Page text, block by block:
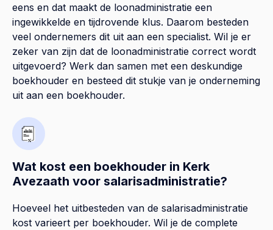
eens en dat maakt de loonadministratie een
ingewikkelde en tijdrovende klus. Daarom besteden
veel ondernemers dit uit aan een specialist. Wil je er
zeker van zijn dat de loonadministratie correct wordt
uitgevoerd? Werk dan samen met een deskundige
boekhouder en besteed dit stukje van je onderneming
uit aan een boekhouder.
Wat kost een boekhouder in Kerk
Avezaath voor salarisadministratie?
Hoeveel het uitbesteden van de salarisadministratie
kost varieert per boekhouder. Wil je de complete